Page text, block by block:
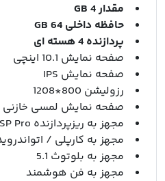
مقدار 4 GB
حافظه داخلی 64 GB
پردازنده 4 هسته ای
صفحه نمایش 10.1 اینچی
صفحه نمایش IPS
رزولیشن 800*1208
صفحه نمایش لمسی خازنی
مجهز به ریزپردازنده DSP Pro
مجهز به کارپلی /
مجهز به بلوتوث 5.1
مجهز به فن هوشمند